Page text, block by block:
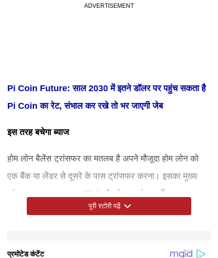
Pi Coin Future: साल 2030 में इतने डॉलर पर पहुंच सकता है
Pi Coin का रेट, संभाल कर रखे तो भर जाएगी जेब
इस तरह बचेगा ब्याज
होम लोन बैलेंस ट्रांसफर का मतलब है अपने मौजूदा होम लोन को
एक बैंक या लेंडर से दूसरे के पास ट्रांसफर करना। इसका मुख्य
उद्देश्य कम ब्याज दर, कम EMI और बेहतर लोन शर्तों का लाभ उठाना
है। उदाहरण के लिए, ₹45 लाख के लोन को 9.5% से 8.5% ब्याज
और भी हैं कई फायदे
HLBT के लाभ केवल कम ब्याज दर तक सीमित नहीं हैं। यह कम
इस चीज का रखें ध्यान
ट्रांसफर का फैसला सारी लागतों, जैसे प्रोसेसिंग फीस (0.35% से
सलाह लेने से न कतराएं
2025 में घटती ब्याज दरें और बैंकों के ऑफर HLBT को आकर्षक
पूरी स्टोरी पढ़ें